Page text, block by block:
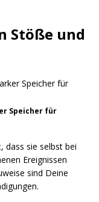
Stöße und
Speicher für
dass sie selbst bei
Ereignissen
sind Deine